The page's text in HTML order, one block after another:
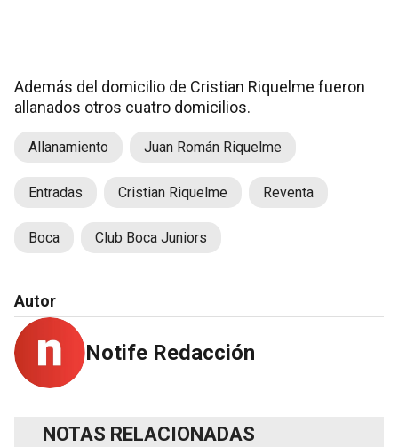
Además del domicilio de Cristian Riquelme fueron
allanados otros cuatro domicilios.
Allanamiento Juan Román Riquelme
Entradas Cristian Riquelme Reventa
Boca Club Boca Juniors
Autor
Notife Redacción
NOTAS RELACIONADAS